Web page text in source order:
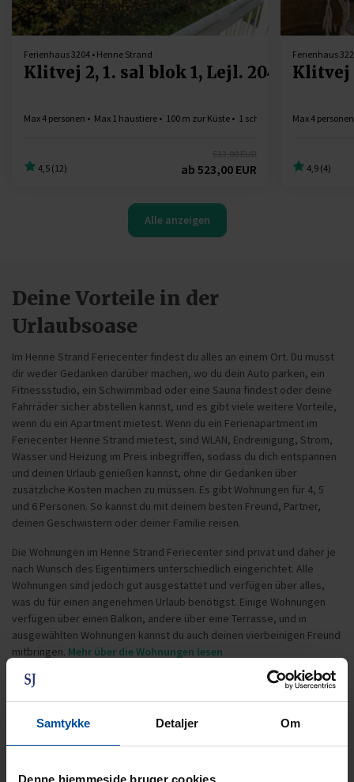
Samtykke Detaljer Om
Denne hjemmeside bruger cookies
Ferienhaus 3204 • Henne Strand
Klitvej 2, 1. sal blok 1, Lejl. 204
Max 4 personen Max 1 haustiere 100 m zur Küste 1 schlafzimmer Gratis Wi-
4,5 (12) ab 523,00 EUR
Ferienhaus
Klitvej
Max 4 personen
4,9 (4)
Alle anzeigen
Deine Vorteile in der
Urlaubsoase
Im Henne Strand Feriecenter findest du alles an einem Ort. Du musst
dir weder Gedanken darüber machen, wo du dein Auto parken, ein
Fitnessstudio, ein Schwimmbad oder eine Sauna findest oder deine
Fahrräder sicher abstellen kannst, und es gibt viele weitere Vorteile,
wenn du ein Apartment mietest. Wenn du ein Ferienapartment im
Feriecenter Henne Strand mietest, sind WLAN, Endreinigung, Strom,
Wasser und Heizung im Preis inbegriffen, sodass du dich entspannen
und deinen Urlaub genießen kannst, ohne dir Gedanken über
zusätzliche Kosten machen zu müssen. Es gibt Wohnungen für 4, 5
und 6 Personen. So kannst du mit deinem besten Freund, Partner,
deinen Geschwistern oder deiner Familie reisen.
Die Wohnungen im Henne Strand Feriecenter sind privat und daher je
nach Wunsch des Eigentümers unterschiedlich eingerichtet. Alle
Wohnungen sind jedoch gut ausgestattet und verfügen über alles,
was du für einen angenehmen Urlaub benötigst. Einige Wohnungen
verfügen über einen Balkon, andere über eine Terrasse, und in
ausgewählten Wohnungen kannst du auch deinen vierbeinigen Freund
mitbringen. Mehr über die Wohnungen lesen